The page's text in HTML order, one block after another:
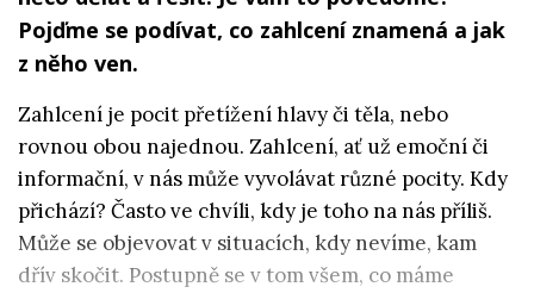
Pojďme se podívat, co zahlcení znamená a jak
z něho ven.
Zahlcení je pocit přetížení hlavy či těla, nebo
rovnou obou najednou. Zahlcení, ať už emoční či
informační, v nás může vyvolávat různé pocity. Kdy
přichází? Často ve chvíli, kdy je toho na nás příliš.
Může se objevovat v situacích, kdy nevíme, kam
dřív skočit. Postupně se v tom všem, co máme